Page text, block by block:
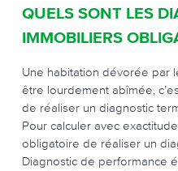
QUELS SONT LES
IMMOBILIERS
Une habitation dévorée par
être lourdement abîmée,
de réaliser un diagnostic
Pour calculer avec
obligatoire de réaliser un
Diagnostic de performance